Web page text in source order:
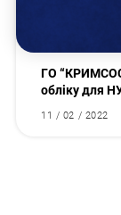
ГО
обліку для
11 / 02 / 2022